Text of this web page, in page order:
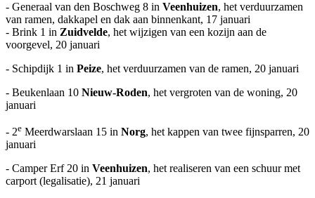
- Generaal van den Boschweg 8 in Veenhuizen, het verduurzamen
van ramen, dakkapel en dak aan binnenkant, 17 januari
- Brink 1 in Zuidvelde, het wijzigen van een kozijn aan de
voorgevel, 20 januari
- Schipdijk 1 in Peize, het verduurzamen van de ramen, 20 januari
- Beukenlaan 10 Nieuw-Roden, het vergroten van de woning, 20
januari
- 2e Meerdwarslaan 15 in Norg, het kappen van twee fijnsparren, 20
januari
- Camper Erf 20 in Veenhuizen, het realiseren van een schuur met
carport (legalisatie), 21 januari